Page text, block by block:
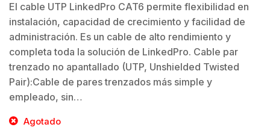
$ $
El cable UTP LinkedPro CAT6 permite flexibilidad en
instalación, capacidad de crecimiento y facilidad de
administración. Es un cable de alto rendimiento y
completa toda la solución de LinkedPro. Cable par
trenzado no apantallado (UTP, Unshielded Twisted
Pair):Cable de pares trenzados más simple y
empleado, sin…
Agotado